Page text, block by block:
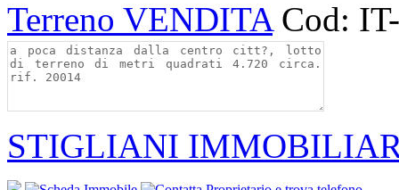
Terreno VENDITA Cod:
STIGLIANI